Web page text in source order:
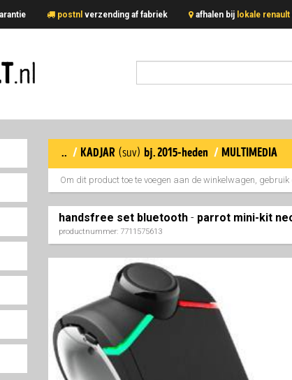
postnl verzending af fabriek afhalen bijlokale renault
.. / kadjar (suv) bj. 2015-heden / multimedia
Om dit product toe te voegen aan de winkelwagen, gebruik
handsfree set bluetooth - parrot mini-kit
productnummer: 7711575613